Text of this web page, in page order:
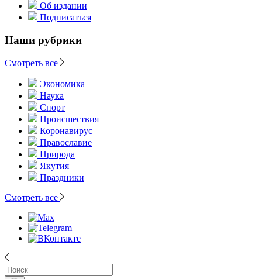
Об издании
Подписаться
Наши рубрики
Смотреть все
Экономика
Наука
Спорт
Происшествия
Коронавирус
Православие
Природа
Якутия
Праздники
Смотреть все